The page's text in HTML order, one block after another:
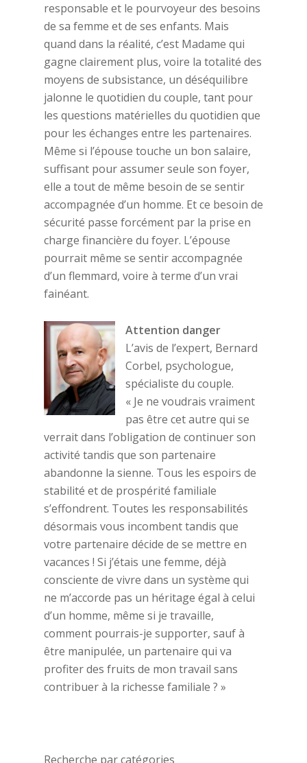
responsable et le pourvoyeur des besoins
de sa femme et de ses enfants. Mais
quand dans la réalité, c’est Madame qui
gagne clairement plus, voire la totalité des
moyens de subsistance, un déséquilibre
jalonne le quotidien du couple, tant pour
les questions matérielles du quotidien que
pour les échanges entre les partenaires.
Même si l’épouse touche un bon salaire,
suffisant pour assumer seule son foyer,
elle a tout de même besoin de se sentir
accompagnée d’un homme. Et ce besoin de
sécurité passe forcément par la prise en
charge financière du foyer. L’épouse
pourrait même se sentir accompagnée
d’un flemmard, voire à terme d’un vrai
fainéant.
Attention danger
L’avis de l’expert, Bernard
Corbel, psychologue,
spécialiste du couple.
« Je ne voudrais vraiment
pas être cet autre qui se
verrait dans l’obligation de continuer son
activité tandis que son partenaire
abandonne la sienne. Tous les espoirs de
stabilité et de prospérité familiale
s’effondrent. Toutes les responsabilités
désormais vous incombent tandis que
votre partenaire décide de se mettre en
vacances ! Si j’étais une femme, déjà
consciente de vivre dans un système qui
ne m’accorde pas un héritage égal à celui
d’un homme, même si je travaille,
comment pourrais-je supporter, sauf à
être manipulée, un partenaire qui va
profiter des fruits de mon travail sans
contribuer à la richesse familiale ? »
Recherche par catégories